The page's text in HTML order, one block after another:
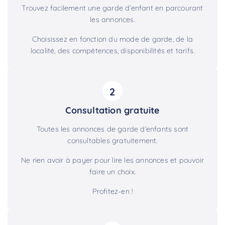
Trouvez facilement une garde d’enfant en parcourant
les annonces.
Choisissez en fonction du mode de garde, de la
localité, des compétences, disponibilités et tarifs.
2
Consultation gratuite
Toutes les annonces de garde d’enfants sont
consultables gratuitement.
Ne rien avoir à payer pour lire les annonces et pouvoir
faire un choix.
Profitez-en !